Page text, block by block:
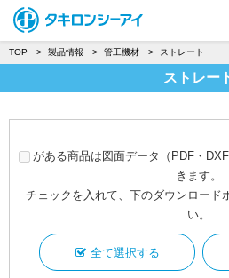
TOP 製品情報 管工機材 ストレート
ストレー
がある商品は図面データ（PDF・
きます。
チェックを入れて、下のダウンロード
い。
全て選択する